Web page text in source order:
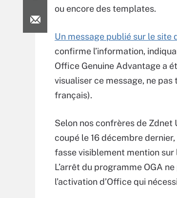
ou encore des templates.
Un message publié sur le site
confirme l’information,
Office Genuine Advantage a
visualiser ce message, ne
français).
Selon nos confrères de Zdnet
coupé le 16 décembre
fasse visiblement mention
L’arrêt du programme OGA
l’activation d’Office qui